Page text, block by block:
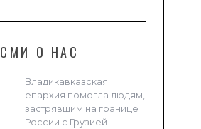
СМИ О НАС
Владикавказская
епархия помогла людям,
застрявшим на границе
России с Грузией